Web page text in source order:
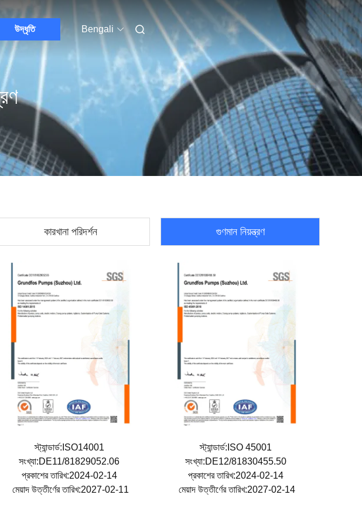
উদ্ধৃতি Bengali
কারখানা পরিদর্শন গুণমান নিয়ন্ত্রণ
স্ট্যান্ডার্ড:ISO14001
সংখ্যা:DE11/81829052.06
প্রকাশের তারিখ:2024-02-14
মেয়াদ উত্তীর্ণের তারিখ:2027-02-11
স্ট্যান্ডার্ড:ISO 45001
সংখ্যা:DE12/81830455.50
প্রকাশের তারিখ:2024-02-14
মেয়াদ উত্তীর্ণের তারিখ:2027-02-14